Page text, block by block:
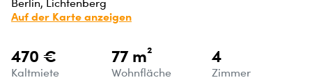
Berlin, Lichtenberg
Auf der Karte anzeigen
470 €
Kaltmiete
77 m²
Wohnfläche
4
Zimmer